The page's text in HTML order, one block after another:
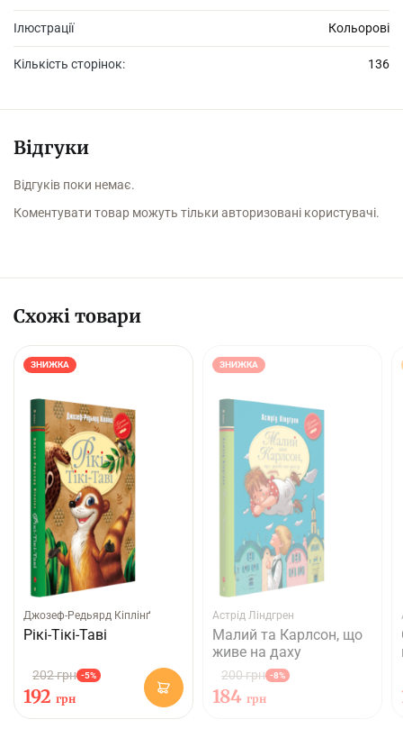
Ілюстрації Кольорові
Кількість сторінок: 136
Відгуки
Відгуків поки немає.
Коментувати товар можуть тільки авторизовані користувачі.
Схожі товари
ЗНИЖКА
Джозеф-Редьярд Кіплінґ
Рікі-Тікі-Таві
202 грн -5%
192 грн
ЗНИЖКА
Астрід Ліндгрен
Малий та Карлсон, що
живе на даху
200 грн -8%
184 грн